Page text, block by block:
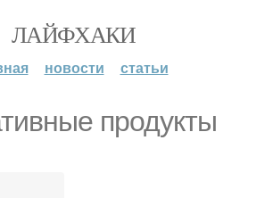
ЛАЙФХАКИ
новости статьи
продукты